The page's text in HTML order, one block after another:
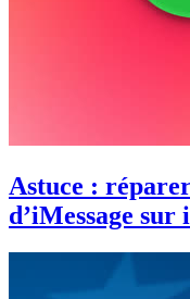
Astuce :
d’iMessage sur